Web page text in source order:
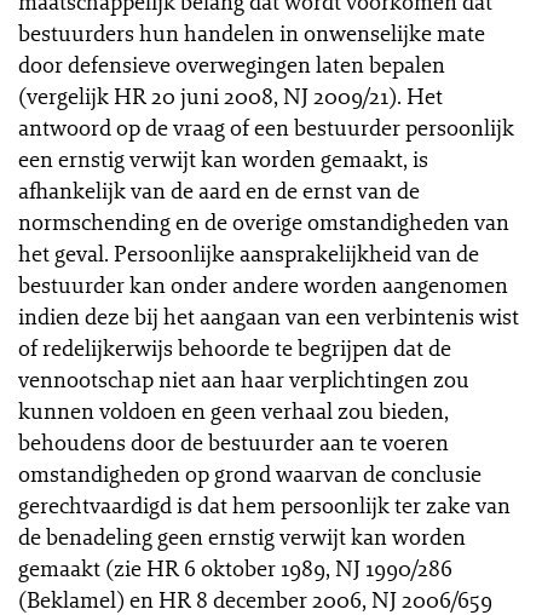
bestuurders hun handelen in onwenselijke mate
door defensieve overwegingen laten bepalen
(vergelijk HR 20 juni 2008, NJ 2009/21). Het
antwoord op de vraag of een bestuurder persoonlijk
een ernstig verwijt kan worden gemaakt, is
afhankelijk van de aard en de ernst van de
normschending en de overige omstandigheden van
het geval. Persoonlijke aansprakelijkheid van de
bestuurder kan onder andere worden aangenomen
indien deze bij het aangaan van een verbintenis wist
of redelijkerwijs behoorde te begrijpen dat de
vennootschap niet aan haar verplichtingen zou
kunnen voldoen en geen verhaal zou bieden,
behoudens door de bestuurder aan te voeren
omstandigheden op grond waarvan de conclusie
gerechtvaardigd is dat hem persoonlijk ter zake van
de benadeling geen ernstig verwijt kan worden
gemaakt (zie HR 6 oktober 1989, NJ 1990/286
(Beklamel) en HR 8 december 2006, NJ 2006/659